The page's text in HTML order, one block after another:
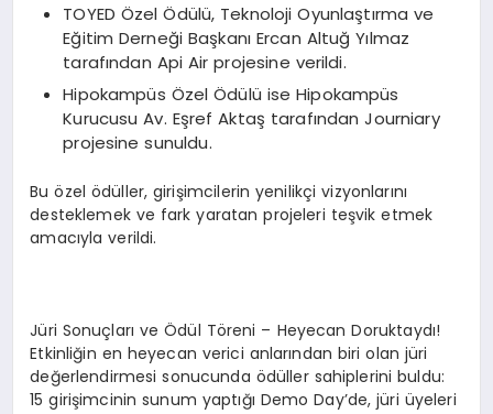
TOYED Özel Ödülü, Teknoloji Oyunlaştırma ve
Eğitim Derneği Başkanı Ercan Altuğ Yılmaz
tarafından Api Air projesine verildi.
Hipokampüs Özel Ödülü ise Hipokampüs
Kurucusu Av. Eşref Aktaş tarafından Journiary
projesine sunuldu.
Bu özel ödüller, girişimcilerin yenilikçi vizyonlarını
desteklemek ve fark yaratan projeleri teşvik etmek
amacıyla verildi.
Jüri Sonuçları ve Ödül Töreni – Heyecan Doruktaydı!
Etkinliğin en heyecan verici anlarından biri olan jüri
değerlendirmesi sonucunda ödüller sahiplerini buldu:
15 girişimcinin sunum yaptığı Demo Day’de, jüri üyeleri